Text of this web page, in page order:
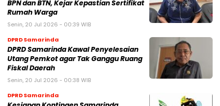
BPN dan BTN, Kejar Kepastian Sertifikat
Rumah Warga
Senin, 20 Jul 2026 - 00:39 WIB
DPRD Samarinda
DPRD Samarinda Kawal Penyelesaian
Utang Pemkot agar Tak Ganggu Ruang
Fiskal Daerah
Senin, 20 Jul 2026 - 00:38 WIB
DPRD Samarinda